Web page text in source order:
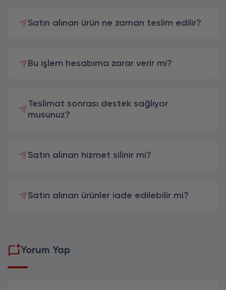
Satın alınan ürün ne zaman teslim edilir?
Bu işlem hesabıma zarar verir mi?
Teslimat sonrası destek sağlıyor
musunuz?
Satın alınan hizmet silinir mi?
Satın alınan ürünler iade edilebilir mi?
Yorum Yap